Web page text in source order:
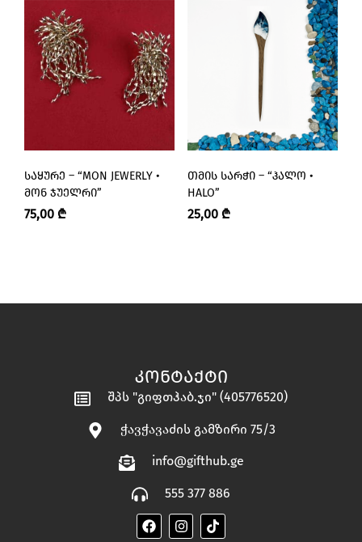
ᲡᲐᲧᲣᲠᲔ – “MON JEWERLY •
ᲛᲝᲜ ᲯᲣᲔᲚᲠᲘ”
75,00 ₾
ᲗᲛᲘᲡ ᲡᲐᲠᲭᲘ – “ᲰᲐᲚᲝ •
HALO”
25,00 ₾
ᲙᲝᲜᲢᲐᲥᲢᲘ
შპს "გიფთჰაბ.ჯი" (405776520)
ჭავჭავაძის გამზირი 75/3
info@gifthub.ge
555 377 886